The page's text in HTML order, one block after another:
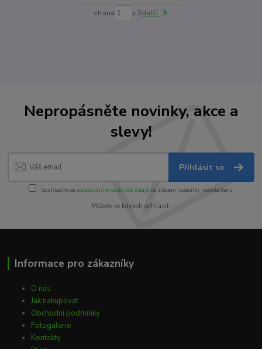
strana z 2další
Nepropásněte novinky, akce a
slevy!
Přihlásit se
Souhlasím se zpracováním osobních údajůza účelem rozesílky newsletteru.
Můžete se kdykoli odhlásit.
Informace pro zákazníky
O nás
Jak nakupovat
Obchodní podmínky
Fotogalerie
Kontakty